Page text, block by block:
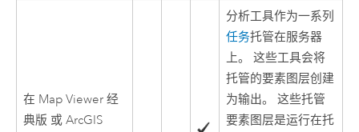
在 Map Viewer 经
典版 或ArcGIS
分析工具作为一系列
任务托管在服务器
上。 这些工具会将
托管的要素图层创建
为输出。 这些托管
要素图层是运行在托